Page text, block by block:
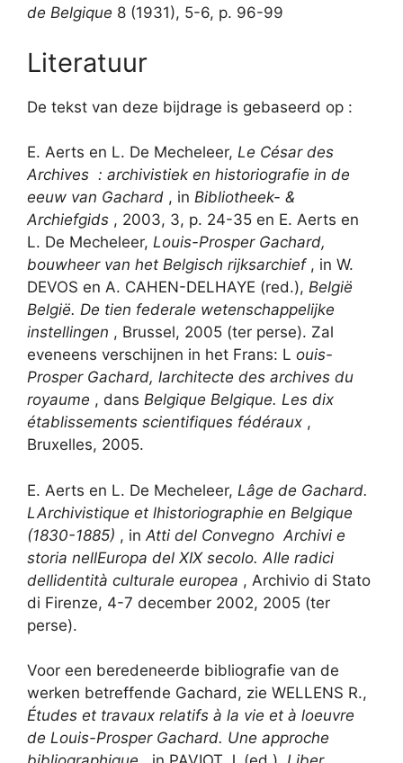
de Belgique 8 (1931), 5-6, p. 96-99
Literatuur
De tekst van deze bijdrage is gebaseerd op :
E. Aerts en L. De Mecheleer, Le César des
Archives : archivistiek en historiografie in de
eeuw van Gachard , in Bibliotheek- &
Archiefgids , 2003, 3, p. 24-35 en E. Aerts en
L. De Mecheleer, Louis-Prosper Gachard,
bouwheer van het Belgisch rijksarchief , in W.
DEVOS en A. CAHEN-DELHAYE (red.), België
België. De tien federale wetenschappelijke
instellingen , Brussel, 2005 (ter perse). Zal
eveneens verschijnen in het Frans: L ouis-
Prosper Gachard, larchitecte des archives du
royaume , dans Belgique Belgique. Les dix
établissements scientifiques fédéraux ,
Bruxelles, 2005.
E. Aerts en L. De Mecheleer, Lâge de Gachard.
LArchivistique et lhistoriographie en Belgique
(1830-1885) , in Atti del Convegno Archivi e
storia nellEuropa del XIX secolo. Alle radici
dellidentità culturale europea , Archivio di Stato
di Firenze, 4-7 december 2002, 2005 (ter
perse).
Voor een beredeneerde bibliografie van de
werken betreffende Gachard, zie WELLENS R.,
Études et travaux relatifs à la vie et à loeuvre
de Louis-Prosper Gachard. Une approche